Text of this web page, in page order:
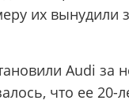
их вынудили
Audi за
что ее 20-